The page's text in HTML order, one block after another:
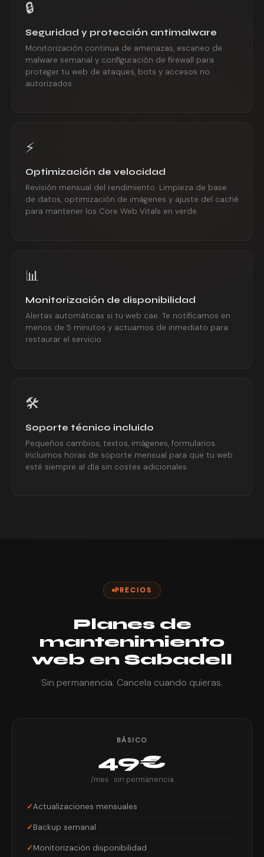
🔒
Seguridad y protección antimalware
Monitorización continua de amenazas, escaneo de
malware semanal y configuración de firewall para
proteger tu web de ataques, bots y accesos no
autorizados.
⚡
Optimización de velocidad
Revisión mensual del rendimiento. Limpieza de base
de datos, optimización de imágenes y ajuste del caché
para mantener los Core Web Vitals en verde.
📊
Monitorización de disponibilidad
Alertas automáticas si tu web cae. Te notificamos en
menos de 5 minutos y actuamos de inmediato para
restaurar el servicio.
🛠️
Soporte técnico incluido
Pequeños cambios, textos, imágenes, formularios.
Incluimos horas de soporte mensual para que tu web
esté siempre al día sin costes adicionales.
PRECIOS
Planes de
mantenimiento
web en Sabadell
Sin permanencia. Cancela cuando quieras.
BÁSICO
49€
/mes · sin permanencia
Actualizaciones mensuales
Backup semanal
Monitorización disponibilidad